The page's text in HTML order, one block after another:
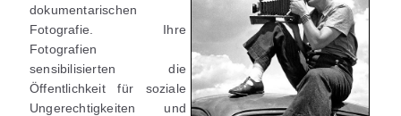
dokumentarischen
Fotografie. Ihre
Fotografien
sensibilisierten die
Öffentlichkeit für soziale
Ungerechtigkeiten und